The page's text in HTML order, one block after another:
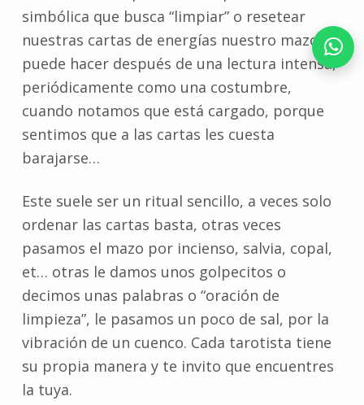
simbólica que busca “limpiar” o resetear
nuestras cartas de energías nuestro mazo, se
puede hacer después de una lectura intensa,
periódicamente como una costumbre,
cuando notamos que está cargado, porque
sentimos que a las cartas les cuesta
barajarse…
Este suele ser un ritual sencillo, a veces solo
ordenar las cartas basta, otras veces
pasamos el mazo por incienso, salvia, copal,
et… otras le damos unos golpecitos o
decimos unas palabras o “oración de
limpieza”, le pasamos un poco de sal, por la
vibración de un cuenco. Cada tarotista tiene
su propia manera y te invito que encuentres
la tuya.